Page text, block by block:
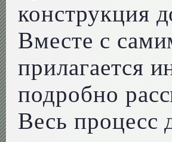
конструкция
Вместе с
прилагается
подробно
Весь процесс